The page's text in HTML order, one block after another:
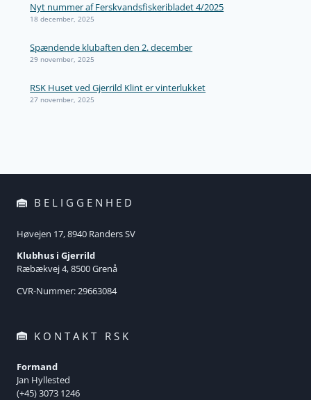
Nyt nummer af Ferskvandsfiskeribladet 4/2025
18 december, 2025
Spændende klubaften den 2. december
29 november, 2025
RSK Huset ved Gjerrild Klint er vinterlukket
27 november, 2025
BELIGGENHED
Høvejen 17, 8940 Randers SV
Klubhus i Gjerrild
Ræbækvej 4, 8500 Grenå
CVR-Nummer: 29663084
KONTAKT RSK
Formand
Jan Hyllested
(+45) 3073 1246